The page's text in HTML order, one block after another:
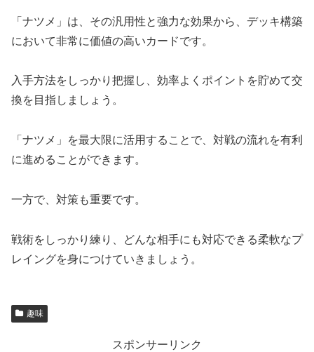
「ナツメ」は、その汎用性と強力な効果から、デッキ構築
において非常に価値の高いカードです。
入手方法をしっかり把握し、効率よくポイントを貯めて交
換を目指しましょう。
「ナツメ」を最大限に活用することで、対戦の流れを有利
に進めることができます。
一方で、対策も重要です。
戦術をしっかり練り、どんな相手にも対応できる柔軟なプ
レイングを身につけていきましょう。
趣味
スポンサーリンク